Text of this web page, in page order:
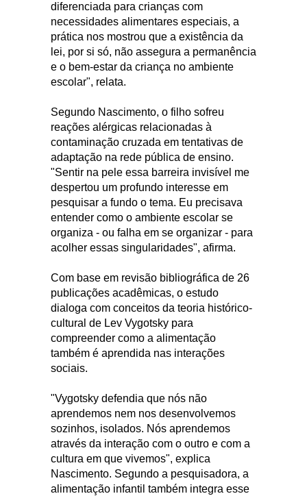
diferenciada para crianças com
necessidades alimentares especiais, a
prática nos mostrou que a existência da
lei, por si só, não assegura a permanência
e o bem-estar da criança no ambiente
escolar", relata.
Segundo Nascimento, o filho sofreu
reações alérgicas relacionadas à
contaminação cruzada em tentativas de
adaptação na rede pública de ensino.
"Sentir na pele essa barreira invisível me
despertou um profundo interesse em
pesquisar a fundo o tema. Eu precisava
entender como o ambiente escolar se
organiza - ou falha em se organizar - para
acolher essas singularidades", afirma.
Com base em revisão bibliográfica de 26
publicações acadêmicas, o estudo
dialoga com conceitos da teoria histórico-
cultural de Lev Vygotsky para
compreender como a alimentação
também é aprendida nas interações
sociais.
"Vygotsky defendia que nós não
aprendemos nem nos desenvolvemos
sozinhos, isolados. Nós aprendemos
através da interação com o outro e com a
cultura em que vivemos", explica
Nascimento. Segundo a pesquisadora, a
alimentação infantil também integra esse